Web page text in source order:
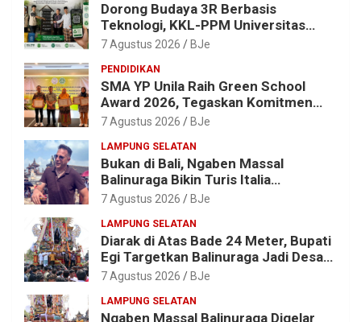
Dorong Budaya 3R Berbasis
Teknologi, KKL-PPM Universitas
Malahayati Kenalkan AI Barcode
7 Agustus 2026 BJe
PENDIDIKAN
SMA YP Unila Raih Green School
Award 2026, Tegaskan Komitmen
Wujudkan Sekolah Ramah
7 Agustus 2026 BJe
LAMPUNG SELATAN
Bukan di Bali, Ngaben Massal
Balinuraga Bikin Turis Italia
Terpukau, Puluhan Ribu Orang Ikut
7 Agustus 2026 BJe
LAMPUNG SELATAN
Diarak di Atas Bade 24 Meter, Bupati
Egi Targetkan Balinuraga Jadi Desa
Wisata Budaya 2027
7 Agustus 2026 BJe
LAMPUNG SELATAN
Ngaben Massal Balinuraga Digelar